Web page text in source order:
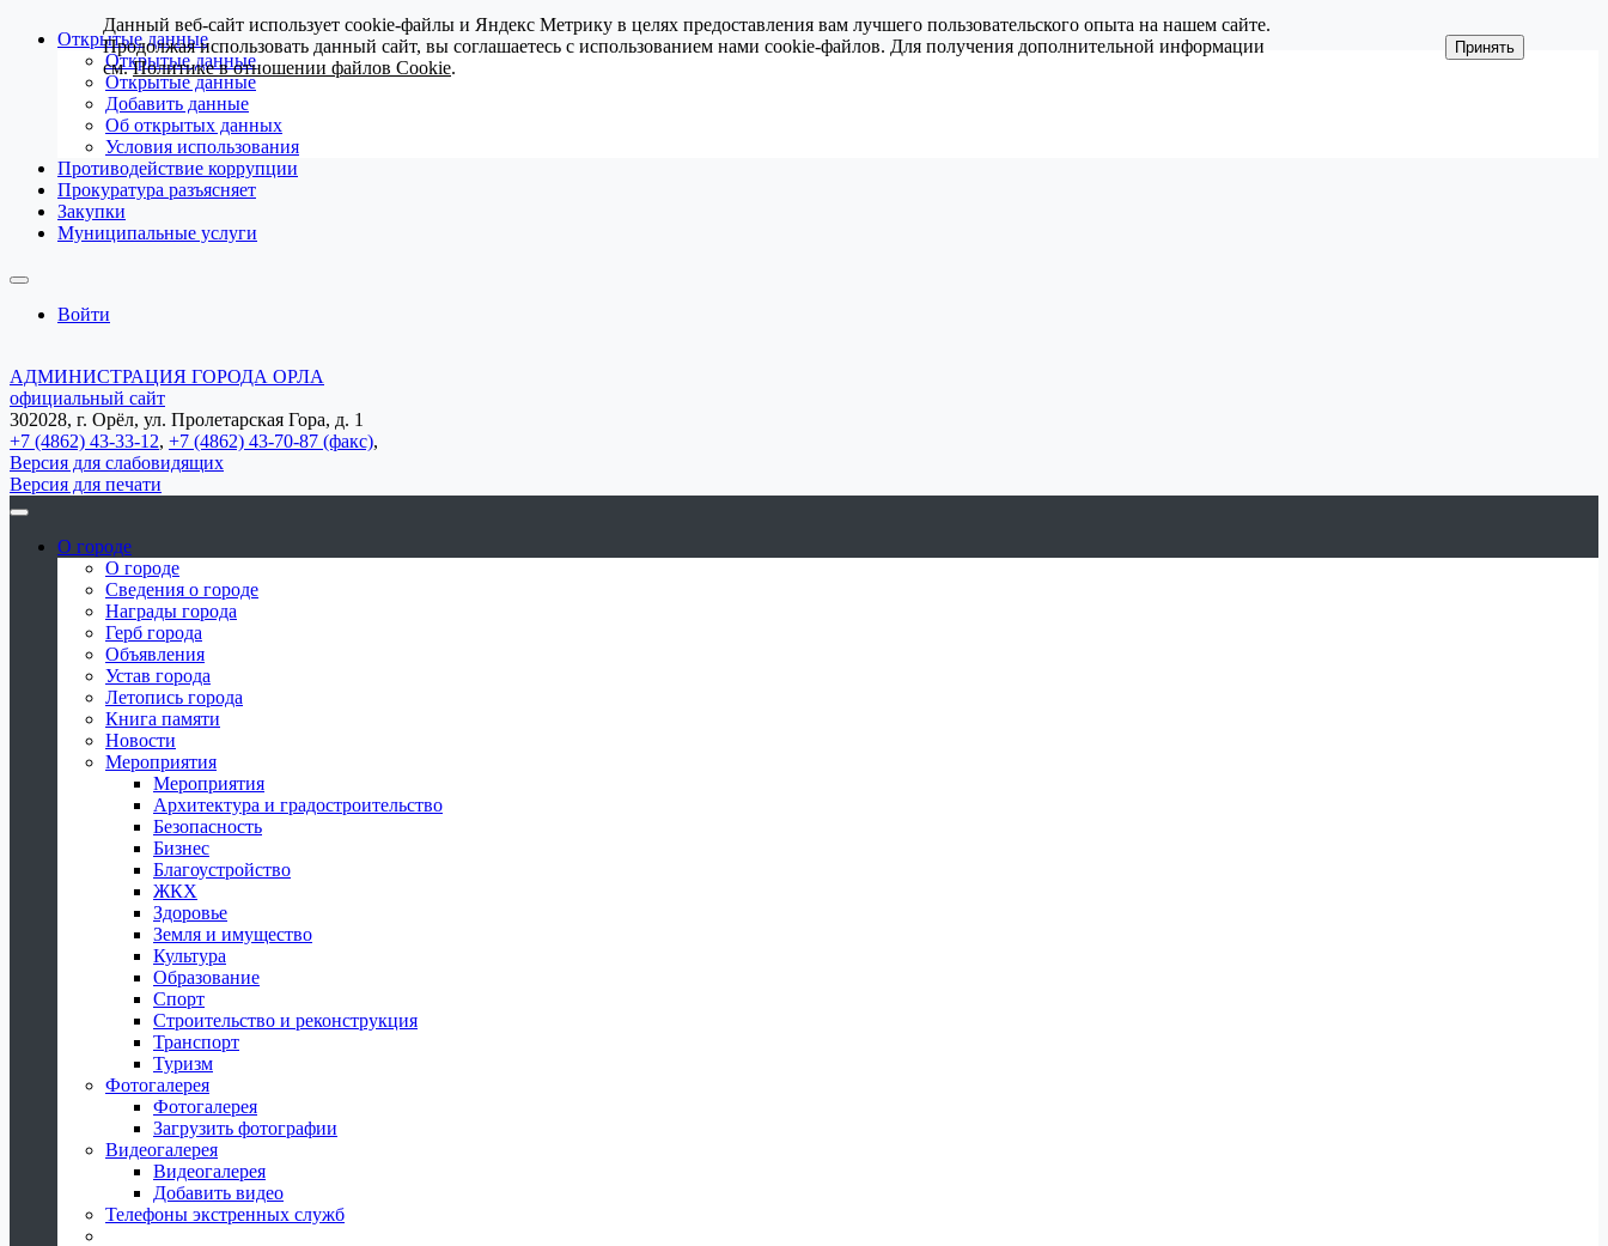
Открытые данные
Открытые данные
Открытые данные
Добавить данные
Об открытых данных
Условия использования
Противодействие коррупции
Прокуратура разъясняет
Закупки
Муниципальные услуги
Войти
АДМИНИСТРАЦИЯ ГОРОДА ОРЛА
официальный сайт
302028, г. Орёл, ул. Пролетарская Гора, д. 1
+7 (4862) 43-33-12, +7 (4862) 43-70-87 (факс),
Версия для слабовидящих
Версия для печати
О городе
О городе
Сведения о городе
Награды города
Герб города
Объявления
Устав города
Летопись города
Книга памяти
Новости
Мероприятия
Мероприятия
Архитектура и градостроительство
Безопасность
Бизнес
Благоустройство
ЖКХ
Здоровье
Земля и имущество
Культура
Образование
Спорт
Строительство и реконструкция
Транспорт
Туризм
Фотогалерея
Фотогалерея
Загрузить фотографии
Видеогалерея
Видеогалерея
Добавить видео
Телефоны экстренных служб
Данный веб-сайт использует cookie-файлы и Яндекс Метрику в целях предоставления вам лучшего пользовательского опыта на нашем сайте.
Продолжая использовать данный сайт, вы соглашаетесь с использованием нами cookie-файлов. Для получения дополнительной информации
см.Политике в отношении файлов Cookie.
Принять